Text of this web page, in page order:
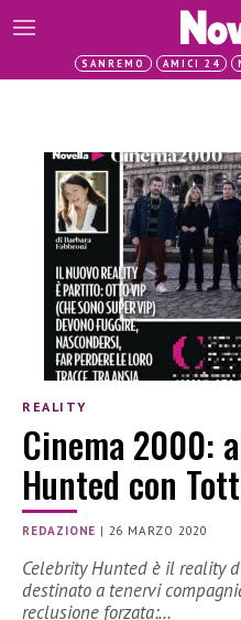
SANREMO AMICI 24
REALITY
Cinema 2000:
Hunted con
REDAZIONE | 26 MARZO 2020
Celebrity Hunted è il reality
destinato a tenervi
reclusione forzata:…